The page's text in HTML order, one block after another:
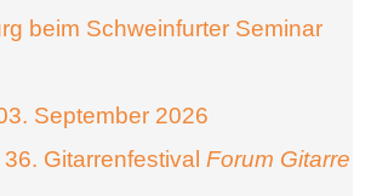
beim Schweinfurter Seminar
September 2026
Gitarrenfestival Forum Gitarre